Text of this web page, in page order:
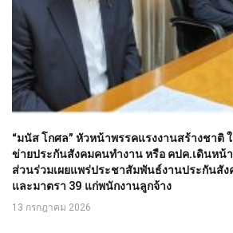
“มนัส โกศล” หัวหน้าพรรคแรงงานสร้างชาติ
ข่ายประกันสังคมคนทำงาน หรือ คปค.เดินหน้
ส่วนร่วมเผยแพร่ประชาสัมพันธ์งานประกันสั
และมาตรา 39 แก่พนักงานลูกจ้าง
13 กรกฎาคม 2026